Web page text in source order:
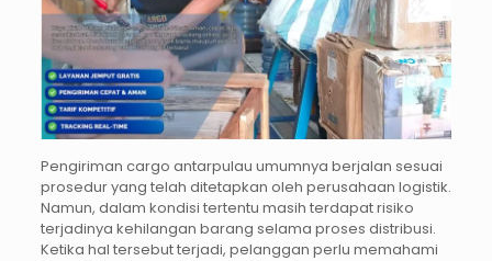
Pengiriman cargo antarpulau umumnya berjalan sesuai
prosedur yang telah ditetapkan oleh perusahaan logistik.
Namun, dalam kondisi tertentu masih terdapat risiko
terjadinya kehilangan barang selama proses distribusi.
Ketika hal tersebut terjadi, pelanggan perlu memahami